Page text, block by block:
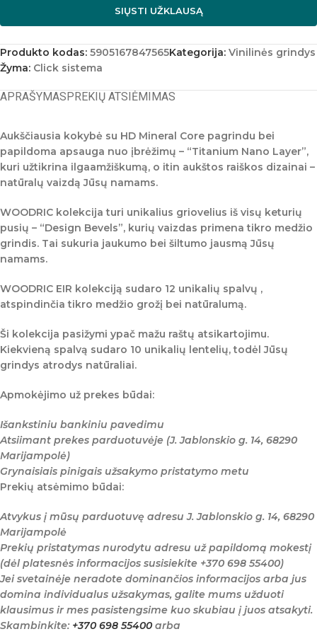
SIŲSTI UŽKLAUSĄ
Produkto kodas: 5905167847565Kategorija: Vinilinės grindys
Žyma: Click sistema
APRAŠYMASPREKIŲ ATSIĖMIMAS
Aukščiausia kokybė su HD Mineral Core pagrindu bei
papildoma apsauga nuo įbrėžimų – “Titanium Nano Layer”,
kuri užtikrina ilgaamžiškumą, o itin aukštos raiškos dizainai –
natūralų vaizdą Jūsų namams.
WOODRIC kolekcija turi unikalius griovelius iš visų keturių
pusių – “Design Bevels”, kurių vaizdas primena tikro medžio
grindis. Tai sukuria jaukumo bei šiltumo jausmą Jūsų
namams.
WOODRIC EIR kolekciją sudaro 12 unikalių spalvų ,
atspindinčia tikro medžio grožį bei natūralumą.
Ši kolekcija pasižymi ypač mažu raštų atsikartojimu.
Kiekvieną spalvą sudaro 10 unikalių lentelių, todėl Jūsų
grindys atrodys natūraliai.
Apmokėjimo už prekes būdai:
Išankstiniu bankiniu pavedimu
Atsiimant prekes parduotuvėje (J. Jablonskio g. 14, 68290
Marijampolė)
Grynaisiais pinigais užsakymo pristatymo metu
Prekių atsėmimo būdai:
Atvykus į mūsų parduotuvę adresu J. Jablonskio g. 14, 68290
Marijampolė
Prekių pristatymas nurodytu adresu už papildomą mokestį
(dėl platesnės informacijos susisiekite +370 698 55400)
Jei svetainėje neradote dominančios informacijos arba jus
domina individualus užsakymas, galite mums užduoti
klausimus ir mes pasistengsime kuo skubiau į juos atsakyti.
Skambinkite: +370 698 55400arba